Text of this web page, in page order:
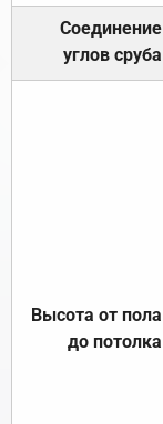
Соединение
углов сруба
Высота от пола
до потолка